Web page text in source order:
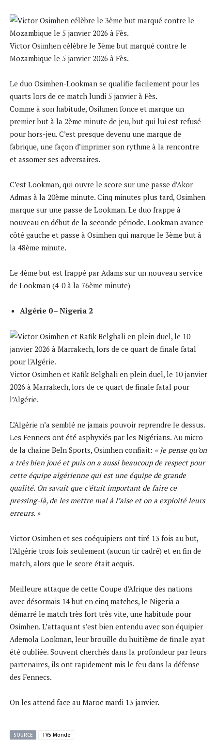
Victor Osimhen célèbre le 3ème but marqué contre le
Mozambique le 5 janvier 2026 à Fès.
Le duo Osimhen-Lookman se qualifie facilement pour les
quarts lors de ce match lundi 5 janvier à Fès.
Comme à son habitude, Osihmen fonce et marque un
premier but à la 2ème minute de jeu, but qui lui est refusé
pour hors-jeu. C’est presque devenu une marque de
fabrique, une façon d’imprimer son rythme à la rencontre
et assomer ses adversaires.
C’est Lookman, qui ouvre le score sur une passe d’Akor
Admas à la 20ème minute. Cinq minutes plus tard, Osimhen
marque sur une passe de Lookman. Le duo frappe à
nouveau en début de la seconde période. Lookman avance
côté gauche et passe à Osimhen qui marque le 3ème but à
la 48ème minute.
Le 4ème but est frappé par Adams sur un nouveau service
de Lookman (4-0 à la 76ème minute)
Algérie 0 – Nigeria 2
Victor Osimhen et Rafik Belghali en plein duel, le 10 janvier
2026 à Marrakech, lors de ce quart de finale fatal pour
l’Algérie.
L’Algérie n’a semblé ne jamais pouvoir reprendre le dessus.
Les Fennecs ont été asphyxiés par les Nigérians. Au micro
de la chaîne BeIn Sports, Osimhen confiait: « Je pense qu’on
a très bien joué et puis on a aussi beaucoup de respect pour
cette équipe algérienne qui est une équipe de grande
qualité. On savait que c’était important de faire ce
pressing-là, de les mettre mal à l’aise et on a exploité leurs
erreurs. »
Victor Osimhen et ses coéquipiers ont tiré 13 fois au but,
l’Algérie trois fois seulement (aucun tir cadré) et en fin de
match, alors que le score était acquis.
Meilleure attaque de cette Coupe d’Afrique des nations
avec désormais 14 but en cinq matches, le Nigeria a
démarré le match très fort très vite, une habitude pour
Osimhen. L’attaquant s’est bien entendu avec son équipier
Ademola Lookman, leur brouille du huitième de finale ayat
été oubliée. Souvent cherchés dans la profondeur par leurs
partenaires, ils ont rapidement mis le feu dans la défense
des Fennecs.
On les attend face au Maroc mardi 13 janvier.
SOURCE TV5 Monde